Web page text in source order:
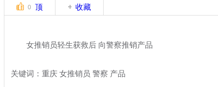
0 顶 收藏
女推销员轻生获救后 向警察推销产品
关键词：重庆 女推销员 警察 产品